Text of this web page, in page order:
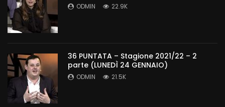
ODMIN 22.9K
36 PUNTATA – Stagione 2021/22 – 2
parte (LUNEDÌ 24 GENNAIO)
ODMIN 21.5K